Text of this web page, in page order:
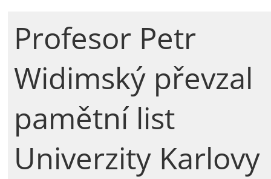
Profesor Petr
Widimský převzal
pamětní list
Univerzity Karlovy